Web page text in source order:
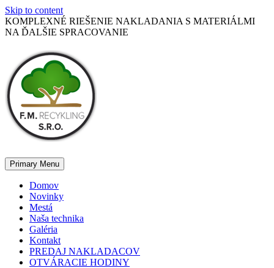
Skip to content
KOMPLEXNÉ RIEŠENIE NAKLADANIA S MATERIÁLMI
NA ĎALŠIE SPRACOVANIE
Primary Menu
Domov
Novinky
Mestá
Naša technika
Galéria
Kontakt
PREDAJ NAKLADACOV
OTVÁRACIE HODINY